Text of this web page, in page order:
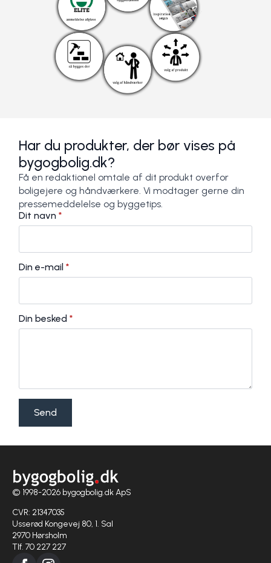
Har du produkter, der bør vises på
bygogbolig.dk?
Få en redaktionel omtale af dit produkt overfor
boligejere og håndværkere. Vi modtager gerne din
pressemeddelelse og byggetips.
Dit navn *
Din e-mail *
Din besked *
Send
© 1998-2026 bygogbolig.dk ApS
CVR: 21347035
Usserød Kongevej 80, 1. Sal
2970 Hørsholm
Tlf. 70 227 227